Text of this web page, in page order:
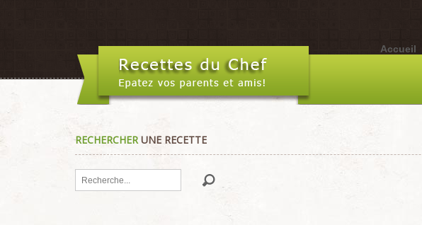
Accueil
RECHERCHERUNE RECETTE
Rechercher